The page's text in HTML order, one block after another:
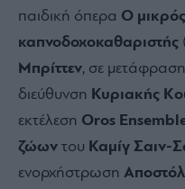
παιδική όπερα Ο μικρός
καπνοδοχοκαθαριστής
Μπρίττεν, σε μετάφραση
διεύθυνση Κυριακής
εκτέλεση Oros
ζώων του Καμίγ Σαιν-
ενορχήστρωση